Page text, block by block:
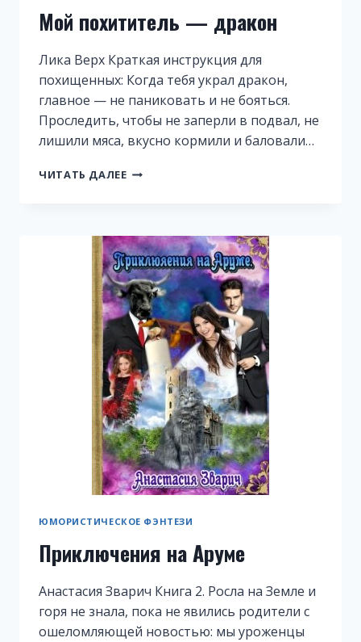
Мой похититель — дракон
Лика Верх Краткая инструкция для
похищенных: Когда тебя украл дракон,
главное — не паниковать и не бояться.
Проследить, чтобы не заперли в подвал, не
лишили мяса, вкусно кормили и баловали…
ЧИТАТЬ ДАЛЕЕ МОЙ
ЮМОРИСТИЧЕСКОЕ ФЭНТЕЗИ
Приключения на Аруме
Анастасия Зварич Книга 2. Росла на Земле и
горя не знала, пока не явились родители с
ошеломляющей новостью: мы уроженцы